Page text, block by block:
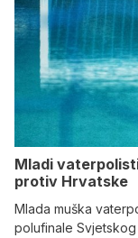
Mladi
protiv Hrvatske
Mlada muška
polufinale